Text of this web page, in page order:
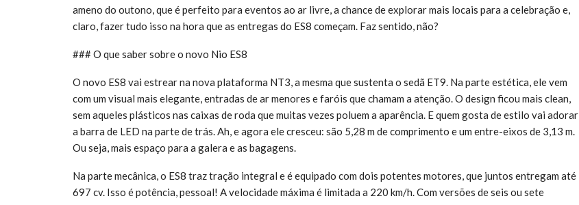
ameno do outono, que é perfeito para eventos ao ar livre, a chance de explorar mais locais para a celebração e,
claro, fazer tudo isso na hora que as entregas do ES8 começam. Faz sentido, não?
### O que saber sobre o novo Nio ES8
O novo ES8 vai estrear na nova plataforma NT3, a mesma que sustenta o sedã ET9. Na parte estética, ele vem
com um visual mais elegante, entradas de ar menores e faróis que chamam a atenção. O design ficou mais clean,
sem aqueles plásticos nas caixas de roda que muitas vezes poluem a aparência. E quem gosta de estilo vai adorar
a barra de LED na parte de trás. Ah, e agora ele cresceu: são 5,28 m de comprimento e um entre-eixos de 3,13 m.
Ou seja, mais espaço para a galera e as bagagens.
Na parte mecânica, o ES8 traz tração integral e é equipado com dois potentes motores, que juntos entregam até
697 cv. Isso é potência, pessoal! A velocidade máxima é limitada a 220 km/h. Com versões de seis ou sete